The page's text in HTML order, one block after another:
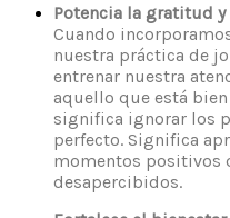
Potencia la gratitud
Cuando
nuestra práctica de
entrenar nuestra
aquello que está
significa ignorar los
perfecto. Significa
momentos positivos
desapercibidos.